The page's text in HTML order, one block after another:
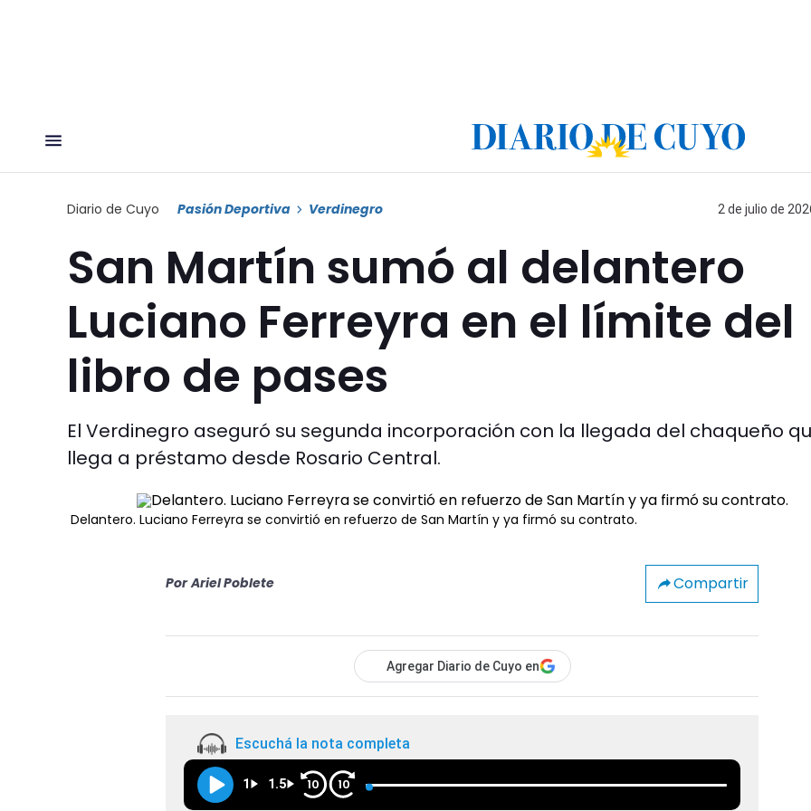
Diario de Cuyo Pasión Deportiva Verdinegro 2 de julio de
San Martín sumó al delantero
Luciano Ferreyra en el límite del
libro de pases
El Verdinegro aseguró su segunda incorporación con la llegada del chaqueño
llega a préstamo desde Rosario Central.
Delantero. Luciano Ferreyra se convirtió en refuerzo de San Martín y ya firmó su contrato.
Por Ariel Poblete Compartir
Agregar Diario de Cuyo en
Escuchá la nota completa
1 1.5 10 10